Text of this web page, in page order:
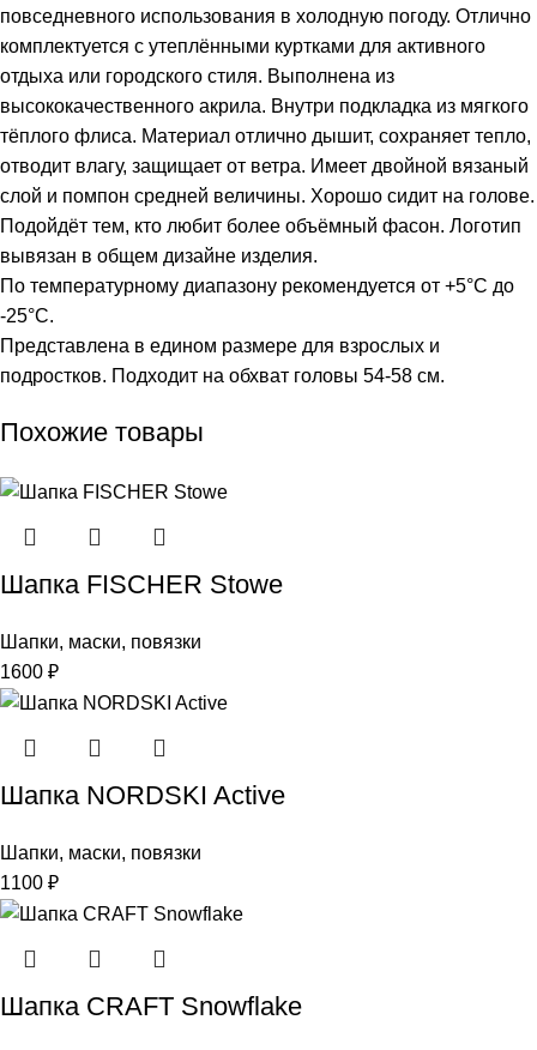
повседневного использования в холодную погоду. Отлично
комплектуется c утеплёнными куртками для активного
отдыха или городского стиля. Выполнена из
высококачественного акрила. Внутри подкладка из мягкого
тёплого флиса. Материал отлично дышит, сохраняет тепло,
отводит влагу, защищает от ветра. Имеет двойной вязаный
слой и помпон средней величины. Хорошо сидит на голове.
Подойдёт тем, кто любит более объёмный фасон. Логотип
вывязан в общем дизайне изделия.
По температурному диапазону рекомендуется от +5°С до
-25°С.
Представлена в едином размере для взрослых и
подростков. Подходит на обхват головы 54-58 см.
Похожие товары
Шапка FISCHER Stowe
Шапки, маски, повязки
1600 ₽
Шапка NORDSKI Active
Шапки, маски, повязки
1100 ₽
Шапка CRAFT Snowflake